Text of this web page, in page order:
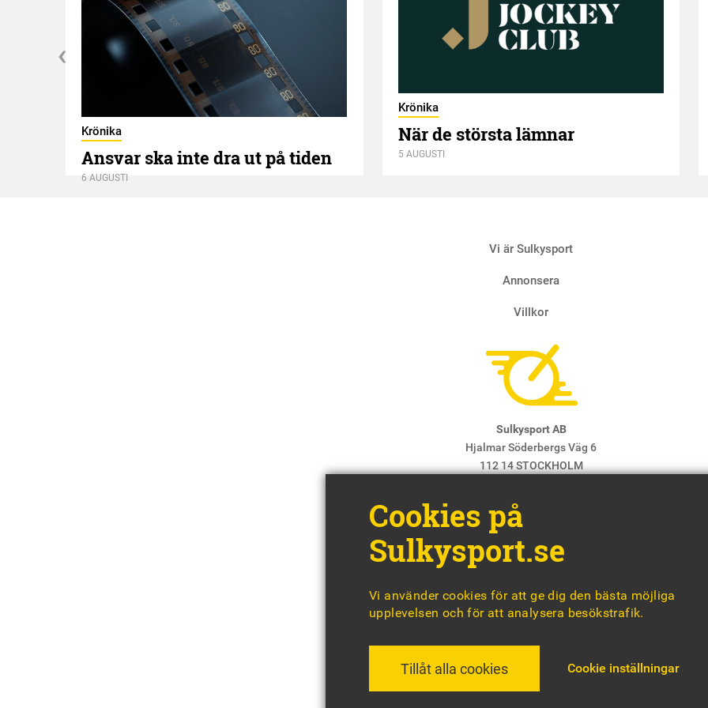
Krönika
Ansvar ska inte dra ut på tiden
6 AUGUSTI
Krönika
När de största lämnar
5 AUGUSTI
Vi är Sulkysport
Annonsera
Villkor
Sulkysport AB
Hjalmar Söderbergs Väg 6
112 14 STOCKHOLM
Chefredaktör & ansvarig utgivare:
Cookies på
Sulkysport.se
Vi använder cookies för att ge dig den bästa möjliga
upplevelsen och för att analysera besökstrafik.
Tillåt alla cookies Cookie inställningar